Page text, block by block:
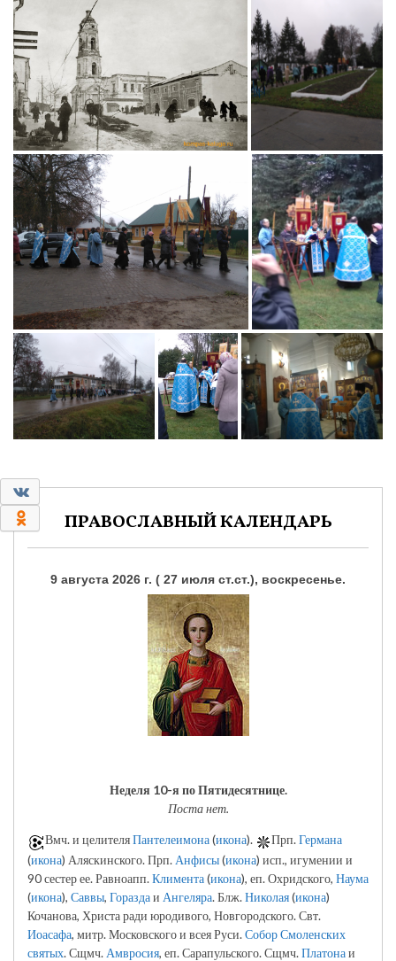
0
0ПРАВОСЛАВНЫЙ КАЛЕНДАРЬ
9 августа 2026 г. ( 27 июля ст.ст.), воскресенье.
Неделя 10-я по Пятидесятнице.
Поста нет.
Вмч. и целителяПантелеимона(икона). Прп.Германа
(икона) Аляскинского. Прп.Анфисы(икона) исп., игумении и
90 сестер ее. Равноапп.Климента(икона), еп. Охридского, Наума
(икона), Саввы, Гораздаи Ангеляра. Блж.Николая(икона)
Кочанова, Христа ради юродивого, Новгородского. Свт.
Иоасафа, митр. Московского и всея Руси.Собор Смоленских
святых. Сщмч.Амвросия, еп. Сарапульского. Сщмч.Платонаи